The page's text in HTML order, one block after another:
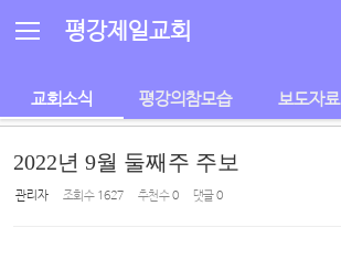
평강제일교회
교회소식 평강의참모습 보도자료
2022년 9월 둘째주 주보
관리자 조회 수 1627 추천 수0 댓글0